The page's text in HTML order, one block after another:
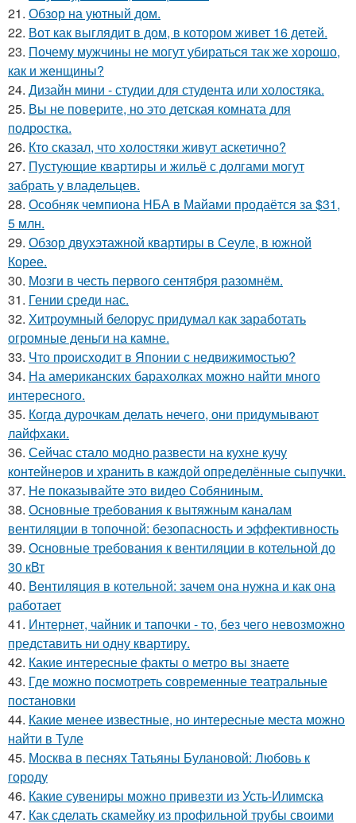
21. Обзор на уютный дом.
22. Вот как выглядит в дом, в котором живет 16 детей.
23. Почему мужчины не могут убираться так же хорошо,
как и женщины?
24. Дизайн мини - студии для студента или холостяка.
25. Вы не поверите, но это детская комната для
подростка.
26. Кто сказал, что холостяки живут аскетично?
27. Пустующие квартиры и жильё с долгами могут
забрать у владельцев.
28. Особняк чемпиона НБА в Майами продаётся за $31,
5 млн.
29. Обзор двухэтажной квартиры в Сеуле, в южной
Корее.
30. Мозги в честь первого сентября разомнём.
31. Гении среди нас.
32. Хитроумный белорус придумал как заработать
огромные деньги на камне.
33. Что происходит в Японии с недвижимостью?
34. На американских барахолках можно найти много
интересного.
35. Когда дурочкам делать нечего, они придумывают
лайфхаки.
36. Сейчас стало модно развести на кухне кучу
контейнеров и хранить в каждой определённые сыпучки.
37. Не показывайте это видео Собяниным.
38. Основные требования к вытяжным каналам
вентиляции в топочной: безопасность и эффективность
39. Основные требования к вентиляции в котельной до
30 кВт
40. Вентиляция в котельной: зачем она нужна и как она
работает
41. Интернет, чайник и тапочки - то, без чего невозможно
представить ни одну квартиру.
42. Какие интересные факты о метро вы знаете
43. Где можно посмотреть современные театральные
постановки
44. Какие менее известные, но интересные места можно
найти в Туле
45. Москва в песнях Татьяны Булановой: Любовь к
городу
46. Какие сувениры можно привезти из Усть-Илимска
47. Как сделать скамейку из профильной трубы своими